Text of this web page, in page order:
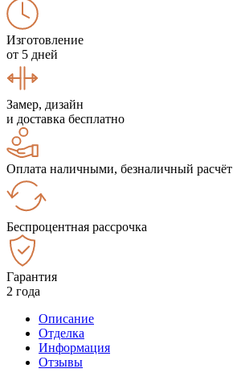
Изготовление
от 5 дней
Замер, дизайн
и доставка бесплатно
Оплата наличными, безналичный расчёт
Беспроцентная рассрочка
Гарантия
2 года
Описание
Отделка
Информация
Отзывы